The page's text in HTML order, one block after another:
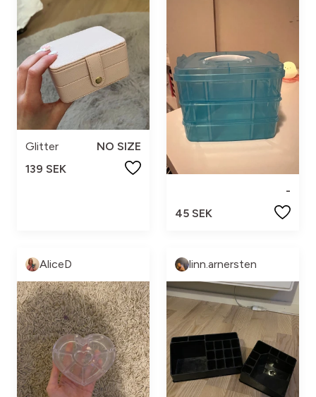
Glitter
NO SIZE
139 SEK
-
45 SEK
AliceD linn.arnersten